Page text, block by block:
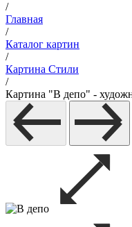
/
Главная
/
Каталог картин
/
Картина Стили
/
Картина "В депо" -